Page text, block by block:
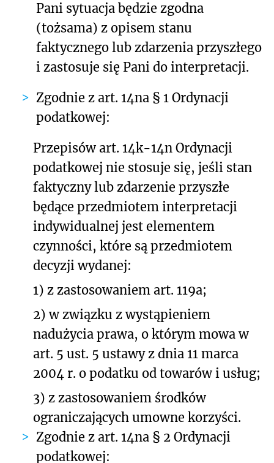
Pani sytuacja będzie zgodna
(tożsama) z opisem stanu
faktycznego lub zdarzenia przyszłego
i zastosuje się Pani do interpretacji.
Zgodnie z art. 14na § 1 Ordynacji
podatkowej:
Przepisów art. 14k-14n Ordynacji
podatkowej nie stosuje się, jeśli stan
faktyczny lub zdarzenie przyszłe
będące przedmiotem interpretacji
indywidualnej jest elementem
czynności, które są przedmiotem
decyzji wydanej:
1) z zastosowaniem art. 119a;
2) w związku z wystąpieniem
nadużycia prawa, o którym mowa w
art. 5 ust. 5 ustawy z dnia 11 marca
2004 r. o podatku od towarów i usług;
3) z zastosowaniem środków
ograniczających umowne korzyści.
Zgodnie z art. 14na § 2 Ordynacji
podatkowej: